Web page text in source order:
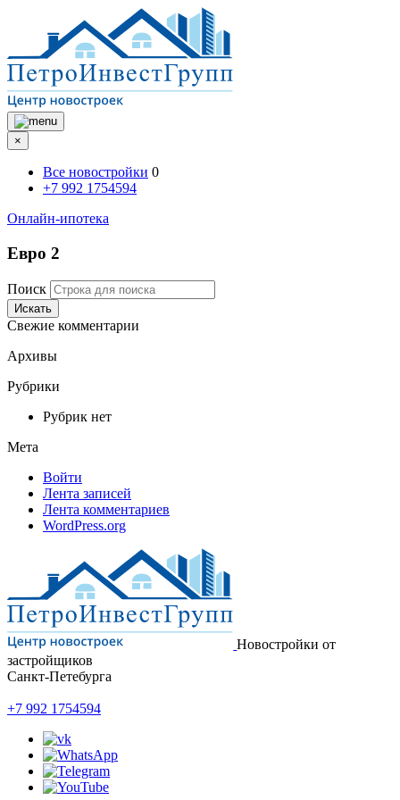
×
Все новостройки 0
+7 992 1754594
Онлайн-ипотека
Евро 2
Поиск
Искать
Свежие комментарии
Архивы
Рубрики
Рубрик нет
Мета
Войти
Лента записей
Лента комментариев
WordPress.org
Новостройки от
застройщиков
Санкт-Петебурга
+7 992 1754594